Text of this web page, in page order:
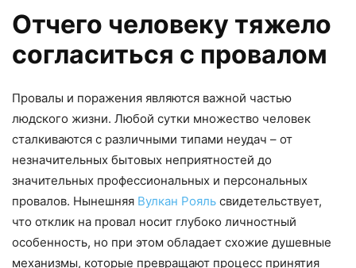
Отчего человеку тяжело
согласиться с провалом
Провалы и поражения являются важной частью
людского жизни. Любой сутки множество человек
сталкиваются с различными типами неудач – от
незначительных бытовых неприятностей до
значительных профессиональных и персональных
провалов. Нынешняя Вулкан Рояль свидетельствует,
что отклик на провал носит глубоко личностный
особенность, но при этом обладает схожие душевные
механизмы, которые превращают процесс принятия